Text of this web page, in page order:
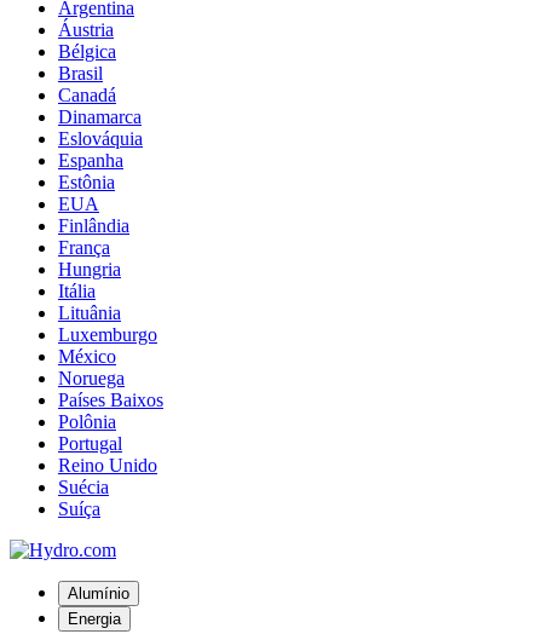
Argentina
Áustria
Bélgica
Brasil
Canadá
Dinamarca
Eslováquia
Espanha
Estônia
EUA
Finlândia
França
Hungria
Itália
Lituânia
Luxemburgo
México
Noruega
Países Baixos
Polônia
Portugal
Reino Unido
Suécia
Suíça
Alumínio
Energia